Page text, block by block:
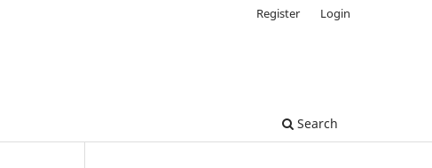
Search
Register Login